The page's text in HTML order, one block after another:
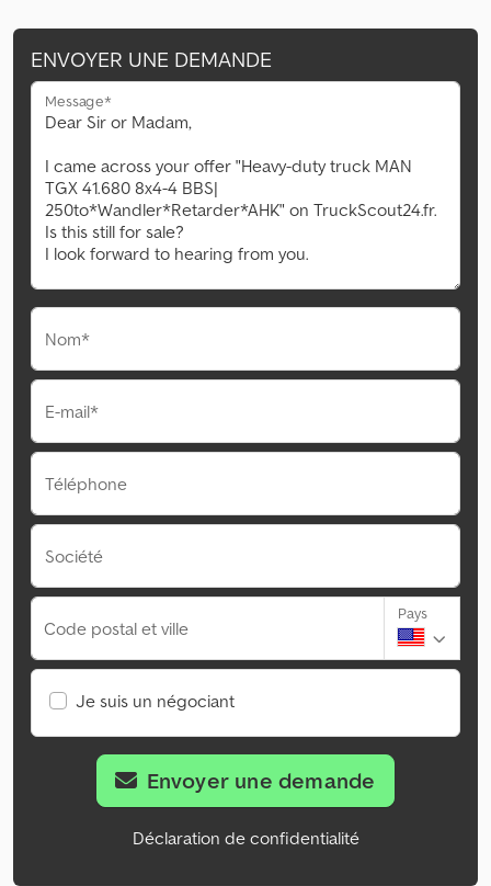
ENVOYER UNE DEMANDE
Message*
Nom*
E-mail*
Téléphone
Société
Code postal et ville
Pays
Je suis un négociant
Envoyer une demande
Déclaration de confidentialité